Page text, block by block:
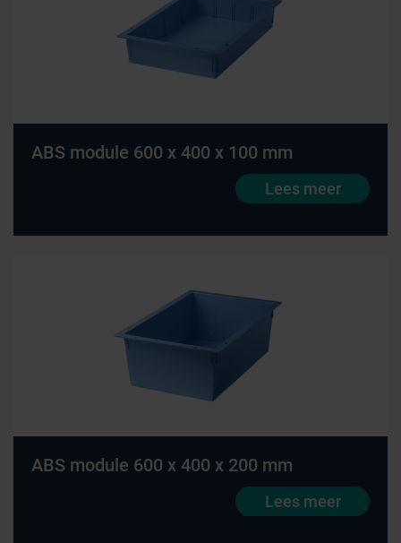
ABS module 600 x 400 x 100 mm
Lees meer
ABS module 600 x 400 x 200 mm
Lees meer